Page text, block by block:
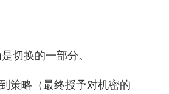
切换的一部分。
策略（最终授予对机密的